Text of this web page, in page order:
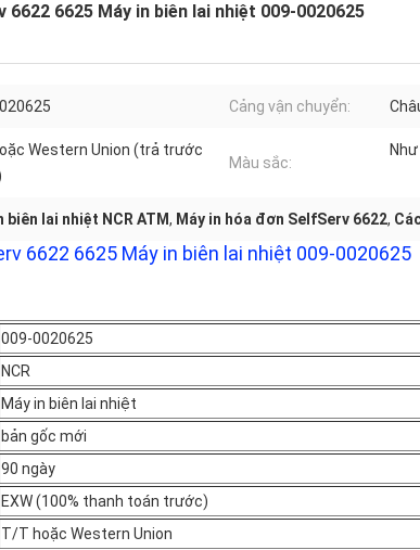
6622 6625 Máy in biên lai nhiệt 009-0020625
Cảng vận chuyển:
Western Union (trả trước
Màu sắc:
biên lai nhiệt NCR ATM, Máy in hóa đơn SelfServ 6622,
6622 6625 Máy in biên lai nhiệt 009-0020625
009-0020625
NCR
Máy in biên lai nhiệt
bản gốc mới
90 ngày
EXW (100% thanh toán trước)
T/T hoặc Western Union